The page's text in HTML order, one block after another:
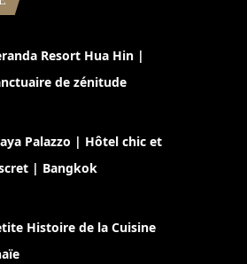
Resort Hua Hin |
de zénitude
Palazzo | Hôtel chic et
| Bangkok
Histoire de la Cuisine